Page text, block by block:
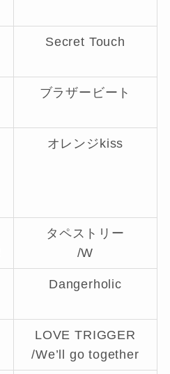
Secret Touch
ブラザービート
オレンジkiss
タペストリー
/W
Dangerholic
LOVE TRIGGER
/We’ll go together